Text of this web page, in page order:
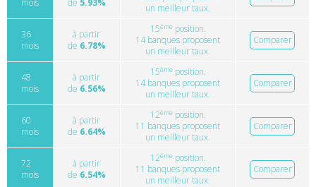
mois
de 5.93%
un meilleur taux.
36
mois
à partir
de 6.78%
15èmeposition.
14 banques proposent
un meilleur taux.
Comparer
48
mois
à partir
de 6.56%
15èmeposition.
14 banques proposent
un meilleur taux.
Comparer
60
mois
à partir
de 6.64%
12èmeposition.
11 banques proposent
un meilleur taux.
Comparer
72
mois
à partir
de 6.54%
12èmeposition.
11 banques proposent
un meilleur taux.
Comparer